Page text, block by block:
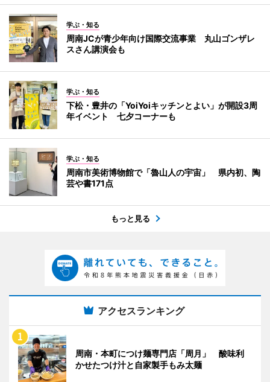
学ぶ・知る
周南JCが青少年向け国際交流事業 丸山ゴンザレ
スさん講演会も
学ぶ・知る
下松・豊井の「YoiYoiキッチンとよい」が開設3周
年イベント 七夕コーナーも
学ぶ・知る
周南市美術博物館で「魯山人の宇宙」 県内初、陶
芸や書171点
もっと見る
アクセスランキング
周南・本町につけ麺専門店「周月」 酸味利
かせたつけ汁と自家製手もみ太麺